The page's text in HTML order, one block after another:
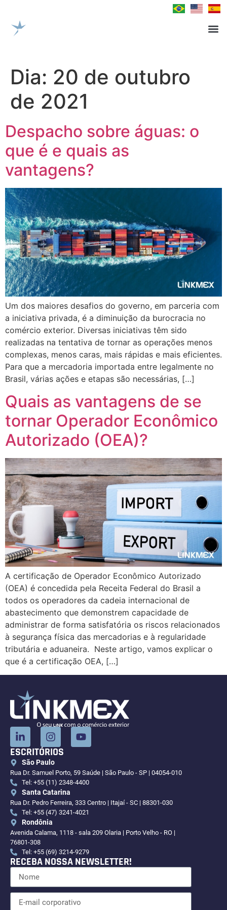
Dia: 20 de outubro
de 2021
Despacho sobre águas: o
que é e quais as
vantagens?
Um dos maiores desafios do governo, em parceria com
a iniciativa privada, é a diminuição da burocracia no
comércio exterior. Diversas iniciativas têm sido
realizadas na tentativa de tornar as operações menos
complexas, menos caras, mais rápidas e mais eficientes.
Para que a mercadoria importada entre legalmente no
Brasil, várias ações e etapas são necessárias, […]
Quais as vantagens de se
tornar Operador Econômico
Autorizado (OEA)?
A certificação de Operador Econômico Autorizado
(OEA) é concedida pela Receita Federal do Brasil a
todos os operadores da cadeia internacional de
abastecimento que demonstrem capacidade de
administrar de forma satisfatória os riscos relacionados
à segurança física das mercadorias e à regularidade
tributária e aduaneira. Neste artigo, vamos explicar o
que é a certificação OEA, […]
ESCRITÓRIOS
São Paulo
Rua Dr. Samuel Porto, 59 Saúde | São Paulo - SP | 04054-010
Tel: +55 (11) 2348-4400
Santa Catarina
Rua Dr. Pedro Ferreira, 333 Centro | Itajaí - SC | 88301-030
Tel: +55 (47) 3241-4021
Rondônia
Avenida Calama, 1118 - sala 209 Olaria | Porto Velho - RO |
76801-308
Tel: +55 (69) 3214-9279
RECEBA NOSSA NEWSLETTER!